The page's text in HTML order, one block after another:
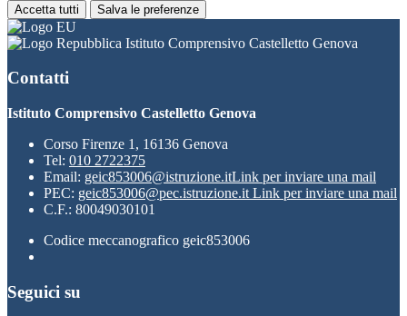
Accetta tutti Salva le preferenze
Istituto Comprensivo Castelletto Genova
Contatti
Istituto Comprensivo Castelletto Genova
Corso Firenze 1, 16136 Genova
Tel: 010 2722375
Email: geic853006@istruzione.itLink per inviare una mail
PEC: geic853006@pec.istruzione.it Link per inviare una mail
C.F.: 80049030101
Codice meccanografico geic853006
Seguici su